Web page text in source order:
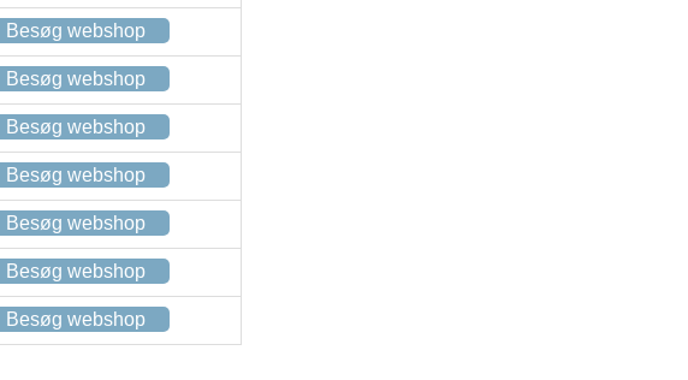
Besøg webshop
Besøg webshop
Besøg webshop
Besøg webshop
Besøg webshop
Besøg webshop
Besøg webshop